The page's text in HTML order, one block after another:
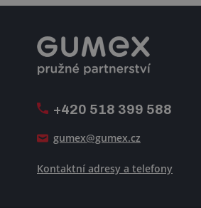
+420 518 399 588
gumex@gumex.cz
Kontaktní adresy a telefony